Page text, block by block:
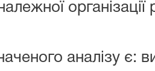
аналізу є: